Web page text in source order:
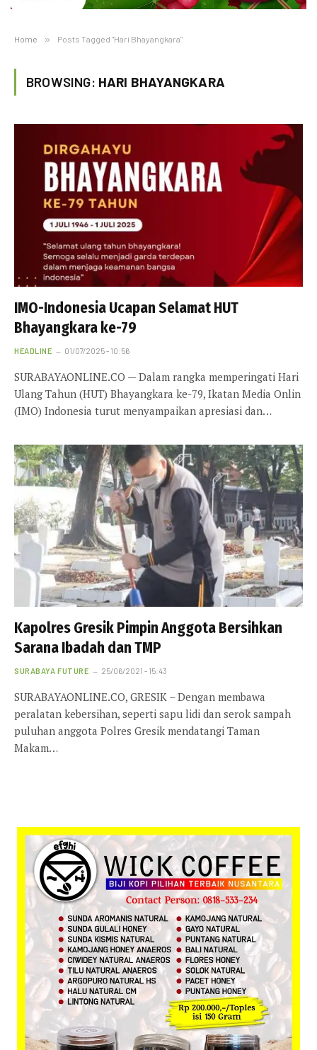
Home » Posts Tagged "Hari Bhayangkara"
BROWSING: HARI BHAYANGKARA
IMO-Indonesia Ucapan Selamat HUT
Bhayangkara ke-79
HEADLINE 01/07/2025 - 10:56
SURABAYAONLINE.CO — Dalam rangka memperingati Hari
Ulang Tahun (HUT) Bhayangkara ke-79, Ikatan Media Onlin
(IMO) Indonesia turut menyampaikan apresiasi dan…
Kapolres Gresik Pimpin Anggota Bersihkan
Sarana Ibadah dan TMP
SURABAYA FUTURE 25/06/2021 - 15:43
SURABAYAONLINE.CO, GRESIK – Dengan membawa
peralatan kebersihan, seperti sapu lidi dan serok sampah
puluhan anggota Polres Gresik mendatangi Taman
Makam…